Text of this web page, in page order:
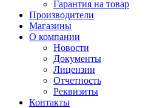
Гарантия на товар
Производители
Магазины
О компании
Новости
Документы
Лицензии
Отчетность
Реквизиты
Контакты